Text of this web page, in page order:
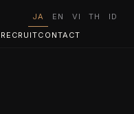
RECRUITCONTACT
JA EN VI TH ID